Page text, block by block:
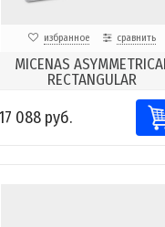
избранное сравнить
MICENAS
RECTANGULAR
17 088 руб.